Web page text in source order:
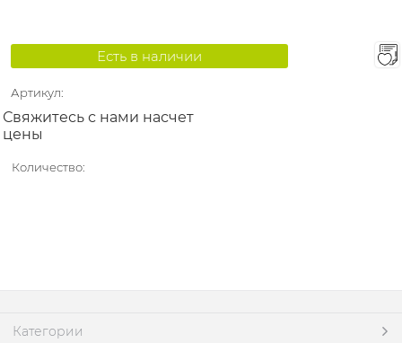
Есть в наличии
Артикул:
Свяжитесь с нами насчет
цены
Количество:
Категории